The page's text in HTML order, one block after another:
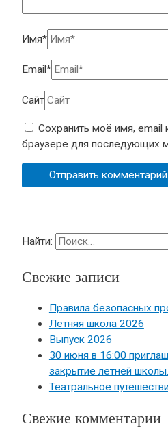
Имя*
Email*
Сайт
Сохранить моё имя, email
браузере для последующих
Найти:
Свежие записи
Правила безопасных
Летняя школа 2026
Выпуск 2026
30 июня в 16:00
закрытие летней школы.
Театральное
Свежие комментарии